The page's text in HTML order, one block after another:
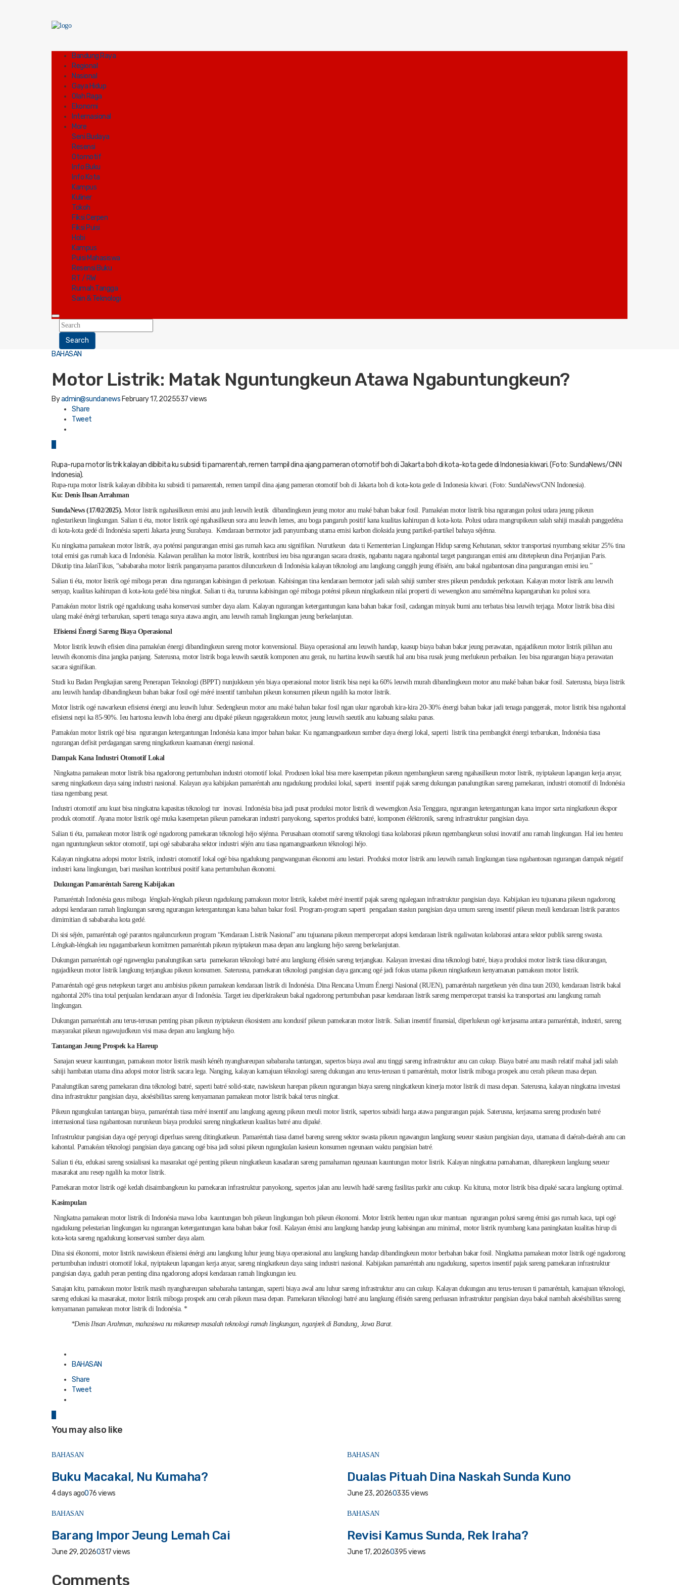
Bandung Raya
Regional
Nasional
Gaya Hidup
Olah Raga
Ekonomi
Internasional
More
Seni Budaya
Resensi
Otomotif
Info Buku
Info Kota
Kampus
Kuliner
Tokoh
Fiksi Cerpen
Fiksi Puisi
Hobi
Kampus
Puisi Mahasiswa
Resensi Buku
RT / RW
Rumah Tangga
Sain & Teknologi
Search
BAHASAN
Motor Listrik: Matak Nguntungkeun Atawa Ngabuntungkeun?
Byadmin@sundanews February 17, 2025537 views
Share
Tweet
Rupa-rupa motor listrik kalayan dibibita ku subsidi ti pamarentah, remen tampil dina ajang pameran otomotif boh di Jakarta boh di kota-kota gede di Indonesia kiwari. (Foto: SundaNews/CNN
Indonesia).
Rupa-rupa motor listrik kalayan dibibita ku subsidi ti pamarentah, remen tampil dina ajang pameran otomotif boh di Jakarta boh di kota-kota gede di Indonesia kiwari. (Foto: SundaNews/CNN Indonesia).
Ku: Denis Ihsan Arrahman
SundaNews (17/02/2025). Motor listrik ngahasilkeun emisi anu jauh leuwih leutik dibandingkeun jeung motor anu maké bahan bakar fosil. Pamakéan motor listrik bisa ngurangan polusi udara jeung pikeun
nglestarikeun lingkungan. Salian ti éta, motor listrik ogé ngahasilkeun sora anu leuwih lemes, anu boga pangaruh positif kana kualitas kahirupan di kota-kota. Polusi udara mangrupikeun salah sahiji masalah panggedéna
di kota-kota gedé di Indonésia saperti Jakarta jeung Surabaya. Kendaraan bermotor jadi panyumbang utama emisi karbon dioksida jeung partikel-partikel bahaya séjénna.
Ku ningkatna pamakean motor listrik, aya poténsi pangurangan emisi gas rumah kaca anu signifikan. Nurutkeun data ti Kementerian Lingkungan Hidup sareng Kehutanan, sektor transportasi nyumbang sekitar 25% tina
total emisi gas rumah kaca di Indonésia. Kalawan peralihan ka motor listrik, kontribusi ieu bisa ngurangan sacara drastis, ngabantu nagara ngahontal target pangurangan emisi anu ditetepkeun dina Perjanjian Paris.
Dikutip tina JalanTikus, “sababaraha motor listrik panganyarna parantos diluncurkeun di Indonésia kalayan téknologi anu langkung canggih jeung éfisién, anu bakal ngabantosan dina pangurangan emisi ieu.”
Salian ti éta, motor listrik ogé miboga peran dina ngurangan kabisingan di perkotaan. Kabisingan tina kendaraan bermotor jadi salah sahiji sumber stres pikeun penduduk perkotaan. Kalayan motor listrik anu leuwih
senyap, kualitas kahirupan di kota-kota gedé bisa ningkat. Salian ti éta, turunna kabisingan ogé miboga poténsi pikeun ningkatkeun nilai properti di wewengkon anu saméméhna kapangaruhan ku polusi sora.
Pamakéan motor listrik ogé ngadukung usaha konservasi sumber daya alam. Kalayan ngurangan ketergantungan kana bahan bakar fosil, cadangan minyak bumi anu terbatas bisa leuwih terjaga. Motor listrik bisa diisi
ulang maké énérgi terbarukan, saperti tenaga surya atawa angin, anu leuwih ramah lingkungan jeung berkelanjutan.
Efisiensi Énergi Sareng Biaya Operasional
Motor listrik leuwih efisien dina pamakéan énergi dibandingkeun sareng motor konvensional. Biaya operasional anu leuwih handap, kaasup biaya bahan bakar jeung perawatan, ngajadikeun motor listrik pilihan anu
leuwih ékonomis dina jangka panjang. Saterusna, motor listrik boga leuwih saeutik komponen anu gerak, nu hartina leuwih saeutik hal anu bisa rusak jeung merlukeun perbaikan. Ieu bisa ngurangan biaya perawatan
sacara signifikan.
Studi ku Badan Pengkajian sareng Penerapan Teknologi (BPPT) nunjukkeun yén biaya operasional motor listrik bisa nepi ka 60% leuwih murah dibandingkeun motor anu maké bahan bakar fosil. Saterusna, biaya listrik
anu leuwih handap dibandingkeun bahan bakar fosil ogé méré insentif tambahan pikeun konsumen pikeun ngalih ka motor listrik.
Motor listrik ogé nawarkeun efisiensi énergi anu leuwih luhur. Sedengkeun motor anu maké bahan bakar fosil ngan ukur ngarobah kira-kira 20-30% énergi bahan bakar jadi tenaga panggerak, motor listrik bisa ngahontal
efisiensi nepi ka 85-90%. Ieu hartosna leuwih loba énergi anu dipaké pikeun ngagerakkeun motor, jeung leuwih saeutik anu kabuang salaku panas.
Pamakéan motor listrik ogé bisa ngurangan ketergantungan Indonésia kana impor bahan bakar. Ku ngamangpaatkeun sumber daya énergi lokal, saperti listrik tina pembangkit énergi terbarukan, Indonésia tiasa
ngurangan defisit perdagangan sareng ningkatkeun kaamanan énergi nasional.
Dampak Kana Industri Otomotif Lokal
Ningkatna pamakean motor listrik bisa ngadorong pertumbuhan industri otomotif lokal. Produsen lokal bisa mere kasempetan pikeun ngembangkeun sareng ngahasilkeun motor listrik, nyiptakeun lapangan kerja anyar,
sareng ningkatkeun daya saing industri nasional. Kalayan aya kabijakan pamaréntah anu ngadukung produksi lokal, saperti insentif pajak sareng dukungan panalungtikan sareng pamekaran, industri otomotif di Indonésia
tiasa ngembang pesat.
Industri otomotif anu kuat bisa ningkatna kapasitas téknologi tur inovasi. Indonésia bisa jadi pusat produksi motor listrik di wewengkon Asia Tenggara, ngurangan ketergantungan kana impor sarta ningkatkeun ékspor
produk otomotif. Ayana motor listrik ogé muka kasempetan pikeun pamekaran industri panyokong, sapertos produksi batré, komponen éléktronik, sareng infrastruktur pangisian daya.
Salian ti éta, pamakean motor listrik ogé ngadorong pamekaran téknologi héjo séjénna. Perusahaan otomotif sareng téknologi tiasa kolaborasi pikeun ngembangkeun solusi inovatif anu ramah lingkungan. Hal ieu henteu
ngan nguntungkeun sektor otomotif, tapi ogé sababaraha sektor industri séjén anu tiasa ngamangpaatkeun téknologi héjo.
Kalayan ningkatna adopsi motor listrik, industri otomotif lokal ogé bisa ngadukung pangwangunan ékonomi anu lestari. Produksi motor listrik anu leuwih ramah lingkungan tiasa ngabantosan ngurangan dampak négatif
industri kana lingkungan, bari masihan kontribusi positif kana pertumbuhan ékonomi.
Dukungan Pamaréntah Sareng Kabijakan
Pamaréntah Indonésia geus miboga léngkah-léngkah pikeun ngadukung pamakean motor listrik, kalebet méré insentif pajak sareng ngalegaan infrastruktur pangisian daya. Kabijakan ieu tujuanana pikeun ngadorong
adopsi kendaraan ramah lingkungan sareng ngurangan ketergantungan kana bahan bakar fosil. Program-program saperti pengadaan stasiun pangisian daya umum sareng insentif pikeun meuli kendaraan listrik parantos
dimimitian di sababaraha kota gedé.
Di sisi séjén, pamaréntah ogé parantos ngaluncurkeun program “Kendaraan Listrik Nasional” anu tujuanana pikeun mempercepat adopsi kendaraan listrik ngaliwatan kolaborasi antara sektor publik sareng swasta.
Léngkah-léngkah ieu ngagambarkeun komitmen pamaréntah pikeun nyiptakeun masa depan anu langkung héjo sareng berkelanjutan.
Dukungan pamaréntah ogé ngawengku panalungtikan sarta pamekaran téknologi batré anu langkung éfisién sareng terjangkau. Kalayan investasi dina téknologi batré, biaya produksi motor listrik tiasa dikurangan,
ngajadikeun motor listrik langkung terjangkau pikeun konsumen. Saterusna, pamekaran téknologi pangisian daya gancang ogé jadi fokus utama pikeun ningkatkeun kenyamanan pamakean motor listrik.
Pamaréntah ogé geus netepkeun target anu ambisius pikeun pamakean kendaraan listrik di Indonésia. Dina Rencana Umum Énergi Nasional (RUEN), pamaréntah nargetkeun yén dina taun 2030, kendaraan listrik bakal
ngahontal 20% tina total penjualan kendaraan anyar di Indonésia. Target ieu diperkirakeun bakal ngadorong pertumbuhan pasar kendaraan listrik sareng mempercepat transisi ka transportasi anu langkung ramah
lingkungan.
Dukungan pamaréntah anu terus-terusan penting pisan pikeun nyiptakeun ékosistem anu kondusif pikeun pamekaran motor listrik. Salian insentif finansial, diperlukeun ogé kerjasama antara pamaréntah, industri, sareng
masyarakat pikeun ngawujudkeun visi masa depan anu langkung héjo.
Tantangan Jeung Prospek ka Hareup
Sanajan seueur kauntungan, pamakean motor listrik masih kénéh nyanghareupan sababaraha tantangan, sapertos biaya awal anu tinggi sareng infrastruktur anu can cukup. Biaya batré anu masih relatif mahal jadi salah
sahiji hambatan utama dina adopsi motor listrik sacara lega. Nanging, kalayan kamajuan téknologi sareng dukungan anu terus-terusan ti pamaréntah, motor listrik miboga prospek anu cerah pikeun masa depan.
Panalungtikan sareng pamekaran dina téknologi batré, saperti batré solid-state, nawiskeun harepan pikeun ngurangan biaya sareng ningkatkeun kinerja motor listrik di masa depan. Saterusna, kalayan ningkatna investasi
dina infrastruktur pangisian daya, aksésibilitas sareng kenyamanan pamakean motor listrik bakal terus ningkat.
Pikeun ngungkulan tantangan biaya, pamaréntah tiasa méré insentif anu langkung ageung pikeun meuli motor listrik, sapertos subsidi harga atawa pangurangan pajak. Saterusna, kerjasama sareng produsén batré
internasional tiasa ngabantosan nurunkeun biaya produksi sareng ningkatkeun kualitas batré anu dipaké.
Infrastruktur pangisian daya ogé peryogi diperluas sareng ditingkatkeun. Pamaréntah tiasa damel bareng sareng sektor swasta pikeun ngawangun langkung seueur stasiun pangisian daya, utamana di daérah-daérah anu can
kahontal. Pamakéan téknologi pangisian daya gancang ogé bisa jadi solusi pikeun ngungkulan kasieun konsumen ngeunaan waktu pangisian batré.
Salian ti éta, edukasi sareng sosialisasi ka masarakat ogé penting pikeun ningkatkeun kasadaran sareng pamahaman ngeunaan kauntungan motor listrik. Kalayan ningkatna pamahaman, diharepkeun langkung seueur
masarakat anu resep ngalih ka motor listrik.
Pamekaran motor listrik ogé kedah disaimbangkeun ku pamekaran infrastruktur panyokong, sapertos jalan anu leuwih hadé sareng fasilitas parkir anu cukup. Ku kituna, motor listrik bisa dipaké sacara langkung optimal.
Kasimpulan
Ningkatna pamakean motor listrik di Indonésia mawa loba kauntungan boh pikeun lingkungan boh pikeun ékonomi. Motor listrik henteu ngan ukur mantuan ngurangan polusi sareng émisi gas rumah kaca, tapi ogé
ngadukung pelestarian lingkungan ku ngurangan ketergantungan kana bahan bakar fosil. Kalayan émisi anu langkung handap jeung kabisingan anu minimal, motor listrik nyumbang kana paningkatan kualitas hirup di
kota-kota sareng ngadukung konservasi sumber daya alam.
Dina sisi ékonomi, motor listrik nawiskeun éfisiensi énérgi anu langkung luhur jeung biaya operasional anu langkung handap dibandingkeun motor berbahan bakar fosil. Ningkatna pamakean motor listrik ogé ngadorong
pertumbuhan industri otomotif lokal, nyiptakeun lapangan kerja anyar, sareng ningkatkeun daya saing industri nasional. Kabijakan pamaréntah anu ngadukung, sapertos insentif pajak sareng pamekaran infrastruktur
pangisian daya, gaduh peran penting dina ngadorong adopsi kendaraan ramah lingkungan ieu.
Sanajan kitu, pamakean motor listrik masih nyanghareupan sababaraha tantangan, saperti biaya awal anu luhur sareng infrastruktur anu can cukup. Kalayan dukungan anu terus-terusan ti pamaréntah, kamajuan téknologi,
sareng edukasi ka masarakat, motor listrik miboga prospek anu cerah pikeun masa depan. Pamekaran téknologi batré anu langkung éfisién sareng perluasan infrastruktur pangisian daya bakal nambah aksésibilitas sareng
kenyamanan pamakean motor listrik di Indonésia. *
*Denis Ihsan Arahman, mahasiswa nu mikaresep masalah teknologi ramah lingkungan, nganjrek di Bandung, Jawa Barat.
in
BAHASAN
Share
Tweet
You may also like
BAHASAN
Buku Macakal, Nu Kumaha?
4 days ago076 views
BAHASAN
Barang Impor Jeung Lemah Cai
June 29, 20260317 views
BAHASAN
Dualas Pituah Dina Naskah Sunda Kuno
June 23, 20260335 views
BAHASAN
Revisi Kamus Sunda, Rek Iraha?
June 17, 20260395 views
Comments